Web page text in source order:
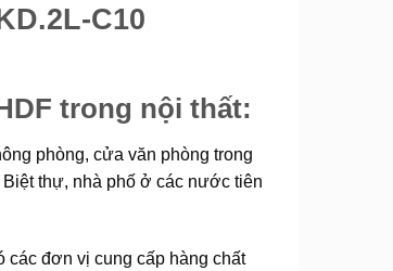
C10
trong nội thất:
phòng, cửa văn phòng trong
thự, nhà phố ở các nước tiên
các đơn vị cung cấp hàng chất